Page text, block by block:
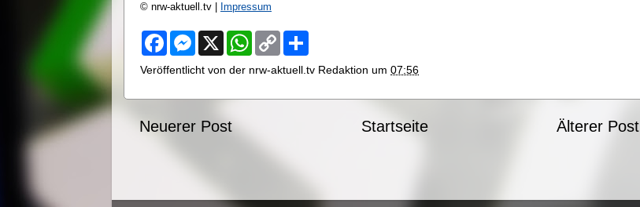
© nrw-aktuell.tv | Impressum
F
e
o
k
M
s
n
e
X
W
t
A
C
y
i
r
Veröffentlicht von der nrw-aktuell.tv Redaktion um 07:56
Neuerer Post Älterer Post
Startseite